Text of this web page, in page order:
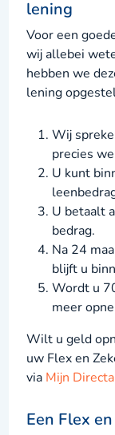
lening
Voor een
wij allebei
hebben we
lening
Wij
precies
U kunt
U betaalt
bedrag.
Na 24
blijft u
Wordt u
meer
Wilt u geld
uw Flex en
via Mijn
Een Flex